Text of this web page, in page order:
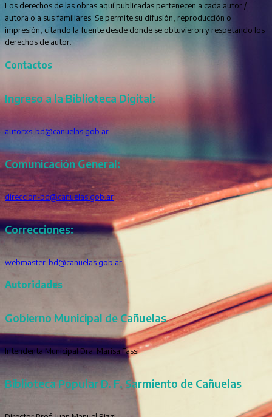
Los derechos de las obras aquí publicadas pertenecen a cada autor /
autora o a sus familiares. Se permite su difusión, reproducción o
impresión, citando la fuente desde donde se obtuvieron y respetando los
derechos de autor.
Contactos
Ingreso a la Biblioteca Digital:
autorxs-bd@canuelas.gob.ar
Comunicación General:
direccion-bd@canuelas.gob.ar
Correcciones:
webmaster-bd@canuelas.gob.ar
Autoridades
Gobierno Municipal de Cañuelas
Intendenta Municipal Dra. Marisa Fassi
Biblioteca Popular D. F. Sarmiento de Cañuelas